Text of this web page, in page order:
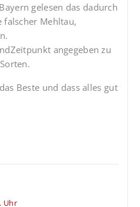
gelesen das dadurch
falscher Mehltau,
angegeben zu
Beste und dass alles gut
Uhr